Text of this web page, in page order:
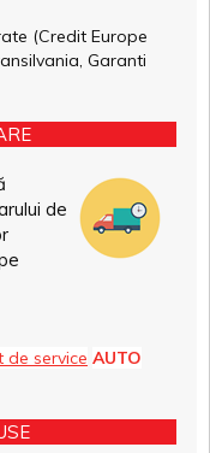
(Credit Europe
Garanti
de
de service AUTO